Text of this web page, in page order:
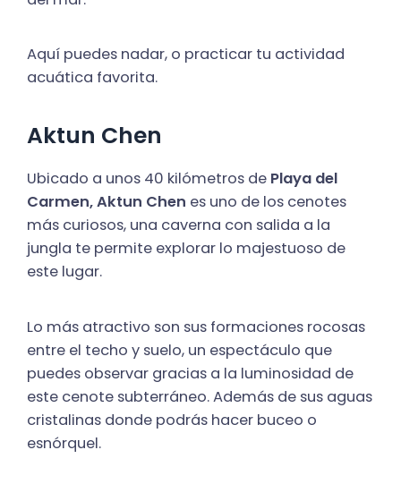
Aquí puedes nadar, o practicar tu actividad
acuática favorita.
Aktun Chen
Ubicado a unos 40 kilómetros de Playa del
Carmen, Aktun Chen es uno de los cenotes
más curiosos, una caverna con salida a la
jungla te permite explorar lo majestuoso de
este lugar.
Lo más atractivo son sus formaciones rocosas
entre el techo y suelo, un espectáculo que
puedes observar gracias a la luminosidad de
este cenote subterráneo. Además de sus aguas
cristalinas donde podrás hacer buceo o
esnórquel.